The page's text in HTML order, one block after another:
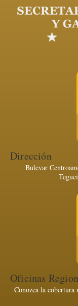
Dirección
Bulevar
Oficinas
Conozca la cobertura